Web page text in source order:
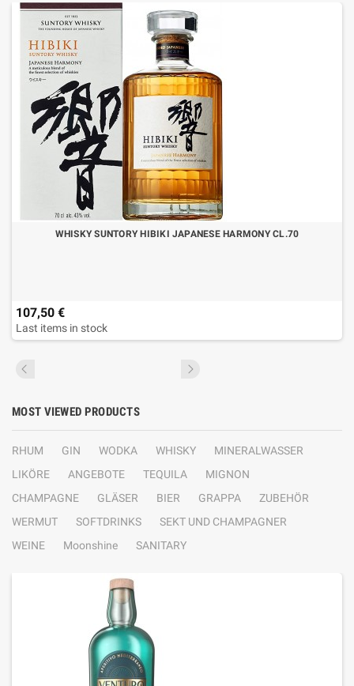
WHISKY SUNTORY HIBIKI JAPANESE HARMONY CL.70
107,50 €
Last items in stock
MOST VIEWED PRODUCTS
RHUM GIN WODKA WHISKY
MINERALWASSER
LIKÖRE
ANGEBOTE TEQUILA
MIGNON
CHAMPAGNE
GLÄSER BIER GRAPPA
ZUBEHÖR
WERMUT
SOFTDRINKS
SEKT UND CHAMPAGNER
WEINE
Moonshine SANITARY